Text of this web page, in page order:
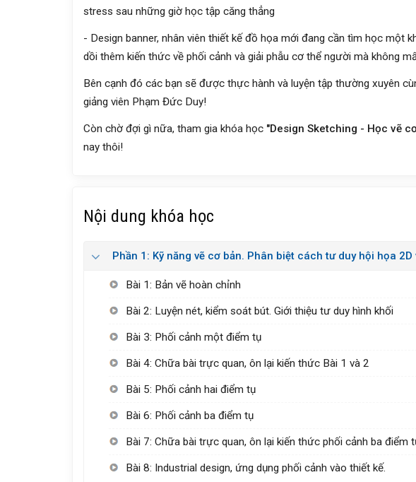
stress sau những giờ học tập căng thẳng
- Design banner, nhân viên thiết kế đồ họa mới đang cần tìm học một
dồi thêm kiến thức về phối cảnh và giải phẫu cơ thể người mà không
Bên cạnh đó các bạn sẽ được thực hành và luyện tập thường xuyên
giảng viên Phạm Đức Duy!
Còn chờ đợi gì nữa, tham gia khóa học "Design Sketching - Học vẽ
nay thôi!
Nội dung khóa học
Phần 1: Kỹ năng vẽ cơ bản. Phân biệt cách tư duy hội họa 2D
Bài 1: Bản vẽ hoàn chỉnh
Bài 2: Luyện nét, kiểm soát bút. Giới thiệu tư duy hình khối
Bài 3: Phối cảnh một điểm tụ
Bài 4: Chữa bài trực quan, ôn lại kiến thức Bài 1 và 2
Bài 5: Phối cảnh hai điểm tụ
Bài 6: Phối cảnh ba điểm tụ
Bài 7: Chữa bài trực quan, ôn lại kiến thức phối cảnh ba điểm
Bài 8: Industrial design, ứng dụng phối cảnh vào thiết kế.